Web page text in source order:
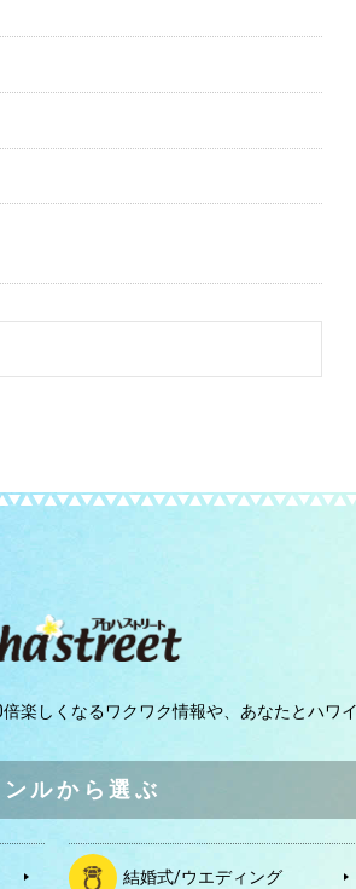
楽しくなるワクワク情報や、 あなたとハワ
ンルから選ぶ
結婚式/ウエディング